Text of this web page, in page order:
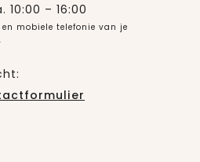
10:00 – 16:00
mobiele telefonie van je